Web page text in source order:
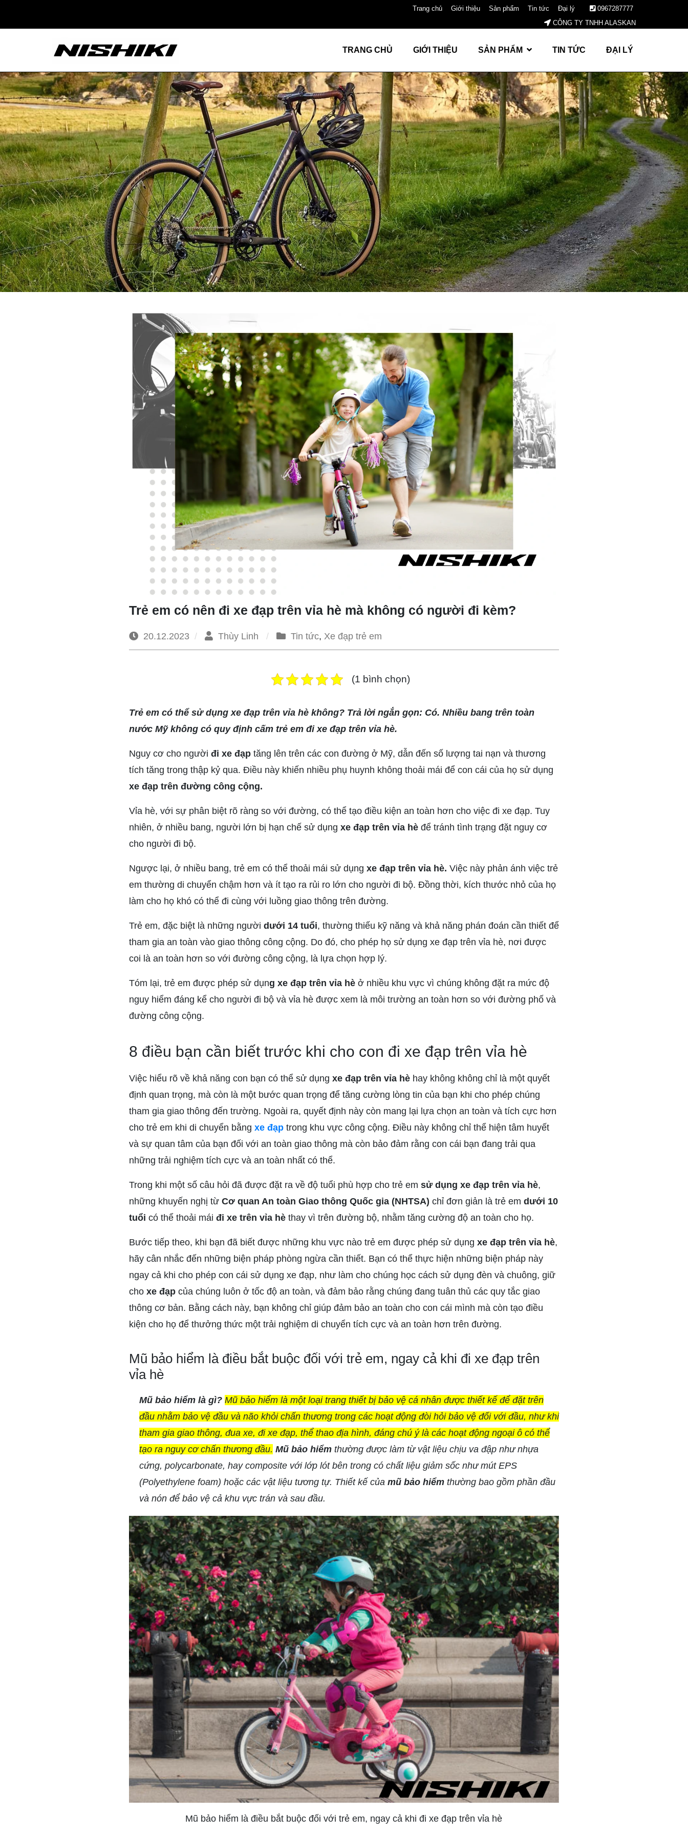
Trang chủ Giới thiệu Sản phẩm Tin tức Đại lý
0967287777
CÔNG TY TNHH ALASKAN
Nishiki – Xe Đạp
Nhật Bản – Since
1965
TRANG CHỦ GIỚI THIỆU SẢN PHẨM TIN TỨC ĐẠI LÝ
Trẻ em có nên đi xe đạp trên vỉa hè mà không có người đi kèm?
20.12.2023 Thùy Linh Tin tức, Xe đạp trẻ em
(1 bình chọn)
Trẻ em có thể sử dụng xe đạp trên vỉa hè không? Trả lời ngắn gọn: Có. Nhiều bang trên toàn
nước Mỹ không có quy định cấm trẻ em đi xe đạp trên vỉa hè.
Nguy cơ cho người đi xe đạptăng lên trên các con đường ở Mỹ, dẫn đến số lượng tai nạn và thương
tích tăng trong thập kỷ qua. Điều này khiến nhiều phụ huynh không thoải mái để con cái của họ sử dụng
xe đạp trên đường công cộng.
Vỉa hè, với sự phân biệt rõ ràng so với đường, có thể tạo điều kiện an toàn hơn cho việc đi xe đạp. Tuy
nhiên, ở nhiều bang, người lớn bị hạn chế sử dụng xe đạp trên vỉa hèđể tránh tình trạng đặt nguy cơ
cho người đi bộ.
Ngược lại, ở nhiều bang, trẻ em có thể thoải mái sử dụng xe đạp trên vỉa hè. Việc này phản ánh việc trẻ
em thường di chuyển chậm hơn và ít tạo ra rủi ro lớn cho người đi bộ. Đồng thời, kích thước nhỏ của họ
làm cho họ khó có thể đi cùng với luồng giao thông trên đường.
Trẻ em, đặc biệt là những người dưới 14 tuổi, thường thiếu kỹ năng và khả năng phán đoán cần thiết để
tham gia an toàn vào giao thông công cộng. Do đó, cho phép họ sử dụng xe đạp trên vỉa hè, nơi được
coi là an toàn hơn so với đường công cộng, là lựa chọn hợp lý.
Tóm lại, trẻ em được phép sử dụng xe đạp trên vỉa hèở nhiều khu vực vì chúng không đặt ra mức độ
nguy hiểm đáng kể cho người đi bộ và vỉa hè được xem là môi trường an toàn hơn so với đường phố và
đường công cộng.
8 điều bạn cần biết trước khi cho con đi xe đạp trên vỉa hè
Việc hiểu rõ về khả năng con bạn có thể sử dụng xe đạp trên vỉa hèhay không không chỉ là một quyết
định quan trọng, mà còn là một bước quan trọng để tăng cường lòng tin của bạn khi cho phép chúng
tham gia giao thông đến trường. Ngoài ra, quyết định này còn mang lại lựa chọn an toàn và tích cực hơn
cho trẻ em khi di chuyển bằng xe đạptrong khu vực công cộng. Điều này không chỉ thể hiện tâm huyết
và sự quan tâm của bạn đối với an toàn giao thông mà còn bảo đảm rằng con cái bạn đang trải qua
những trải nghiệm tích cực và an toàn nhất có thể.
Trong khi một số câu hỏi đã được đặt ra về độ tuổi phù hợp cho trẻ em sử dụng xe đạp trên vỉa hè,
những khuyến nghị từ Cơ quan An toàn Giao thông Quốc gia (NHTSA) chỉ đơn giản là trẻ em dưới 10
tuổi có thể thoải mái đi xe trên vỉa hèthay vì trên đường bộ, nhằm tăng cường độ an toàn cho họ.
Bước tiếp theo, khi bạn đã biết được những khu vực nào trẻ em được phép sử dụng xe đạp trên vỉa hè,
hãy cân nhắc đến những biện pháp phòng ngừa cần thiết. Bạn có thể thực hiện những biện pháp này
ngay cả khi cho phép con cái sử dụng xe đạp, như làm cho chúng học cách sử dụng đèn và chuông, giữ
cho xe đạpcủa chúng luôn ở tốc độ an toàn, và đảm bảo rằng chúng đang tuân thủ các quy tắc giao
thông cơ bản. Bằng cách này, bạn không chỉ giúp đảm bảo an toàn cho con cái mình mà còn tạo điều
kiện cho họ để thưởng thức một trải nghiệm di chuyển tích cực và an toàn hơn trên đường.
Mũ bảo hiểm là điều bắt buộc đối với trẻ em, ngay cả khi đi xe đạp trên
vỉa hè
Mũ bảo hiểm là gì? Mũ bảo hiểm là một loại trang thiết bị bảo vệ cá nhân được thiết kế để đặt trên
đầu nhằm bảo vệ đầu và não khỏi chấn thương trong các hoạt động đòi hỏi bảo vệ đối với đầu, như khi
tham gia giao thông, đua xe, đi xe đạp, thể thao địa hình, đáng chú ý là các hoạt động ngoại ô có thể
tạo ra nguy cơ chấn thương đầu. Mũ bảo hiểmthường được làm từ vật liệu chịu va đập như nhựa
cứng, polycarbonate, hay composite với lớp lót bên trong có chất liệu giảm sốc như mút EPS
(Polyethylene foam) hoặc các vật liệu tương tự. Thiết kế của mũ bảo hiểmthường bao gồm phần đầu
và nón để bảo vệ cả khu vực trán và sau đầu.
Mũ bảo hiểm là điều bắt buộc đối với trẻ em, ngay cả khi đi xe đạp trên vỉa hè